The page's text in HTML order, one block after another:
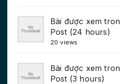
Bài được xem
Post (24 hours)
20 views
Bài được xem
Post (3 hours)